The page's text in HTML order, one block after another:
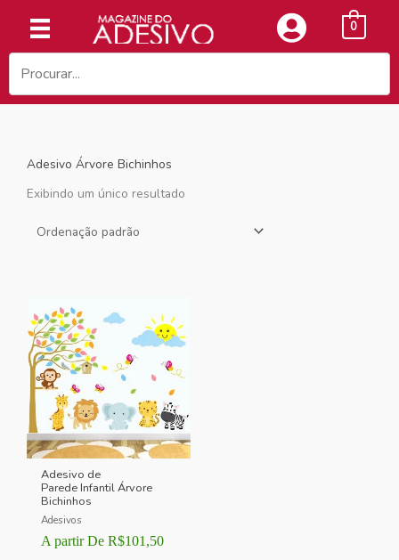
conteúdo
0
Adesivo Árvore Bichinhos
Exibindo um único resultado
Adesivo de
Parede Infantil Árvore
Bichinhos
Adesivos
A partir De R$101,50